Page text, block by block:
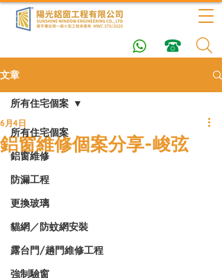
文章
所有住宅個案
鋁窗維修
防漏工程
更換玻璃
貓網／防蚊網安裝
露台門/趟門維修工程
強制驗窗
所有住宅個案
鋁窗維修個案分享-峻弦
6月4日